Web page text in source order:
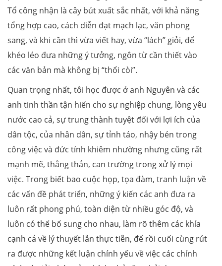
Tổ công nhận là cây bút xuất sắc nhất, với khả năng
tổng hợp cao, cách diễn đạt mạch lạc, văn phong
sang, và khi cần thì vừa viết hay, vừa “lách” giỏi, để
khéo léo đưa những ý tưởng, ngôn từ cần thiết vào
các văn bản mà không bị “thổi còi”.
Quan trọng nhất, tôi học được ở anh Nguyên và các
anh tinh thần tận hiến cho sự nghiệp chung, lòng yêu
nước cao cả, sự trung thành tuyệt đối với lợi ích của
dân tộc, của nhân dân, sự tỉnh táo, nhậy bén trong
công việc và đức tính khiêm nhường nhưng cũng rất
mạnh mẽ, thẳng thắn, can trường trong xử lý mọi
việc. Trong biết bao cuộc họp, tọa đàm, tranh luận về
các vấn đề phát triển, những ý kiến các anh đưa ra
luôn rất phong phú, toàn diện từ nhiều góc độ, và
luôn có thể bổ sung cho nhau, làm rõ thêm các khía
cạnh cả về lý thuyết lẫn thực tiễn, để rồi cuối cùng rút
ra được những kết luận chính yếu về việc các chính